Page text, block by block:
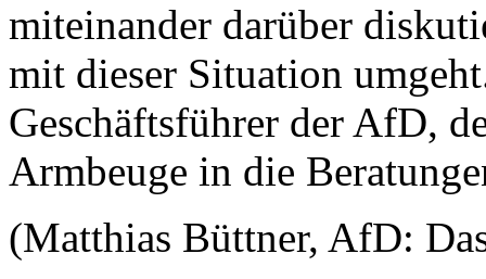
miteinander darüber
mit dieser Situation
Geschäftsführer der AfD,
Armbeuge in die
(Matthias Büttner, AfD: